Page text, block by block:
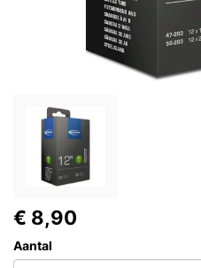
€ 8,90
Aantal